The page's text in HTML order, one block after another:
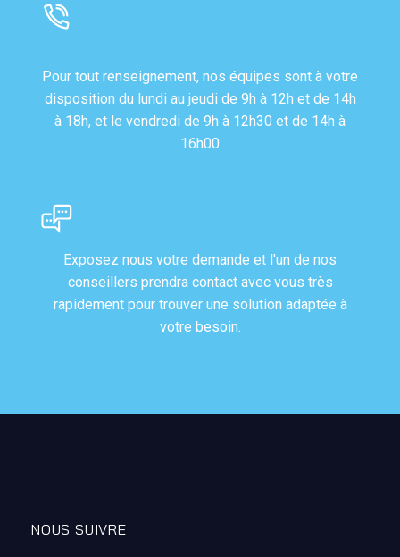
Pour tout renseignement, nos équipes sont à votre
disposition du lundi au jeudi de 9h à 12h et de 14h
à 18h, et le vendredi de 9h à 12h30 et de 14h à
16h00
Exposez nous votre demande et l'un de nos
conseillers prendra contact avec vous très
rapidement pour trouver une solution adaptée à
votre besoin.
NOUS SUIVRE